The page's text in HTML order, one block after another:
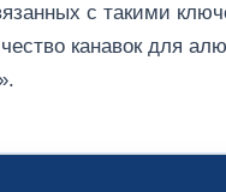
с такими
канавок для